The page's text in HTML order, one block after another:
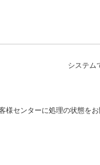
システム
様センターに処理の状態を